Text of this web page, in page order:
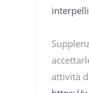
attività